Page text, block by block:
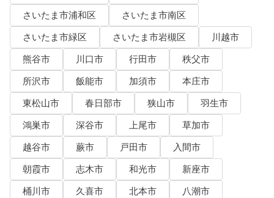
さいたま市浦和区
さいたま市南区
さいたま市緑区
さいたま市岩槻区
川越市
熊谷市
川口市 行田市
秩父市
所沢市
飯能市 加須市
本庄市
東松山市
春日部市 狭山市
羽生市
鴻巣市
深谷市 上尾市
草加市
越谷市
蕨市 戸田市
入間市
朝霞市
志木市 和光市
新座市
桶川市
久喜市 北本市
八潮市